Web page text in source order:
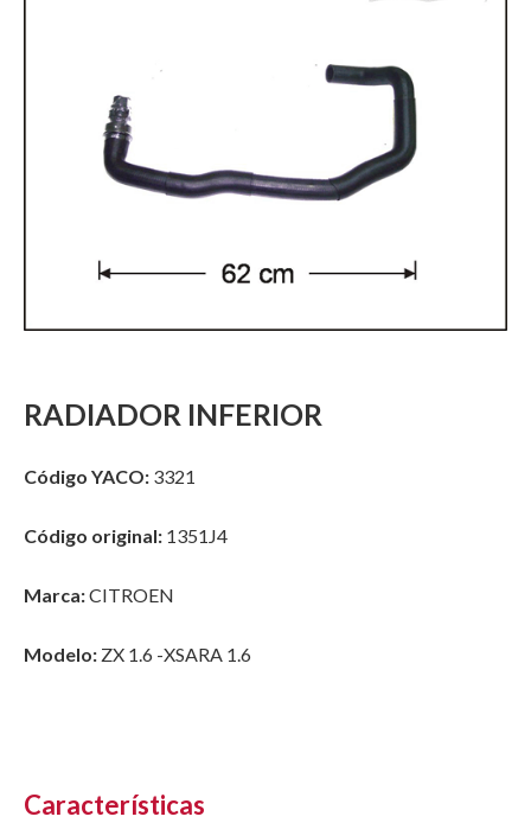
RADIADOR INFERIOR
Código YACO: 3321
Código original: 1351J4
Marca:CITROEN
Modelo: ZX 1.6 -XSARA 1.6
Características